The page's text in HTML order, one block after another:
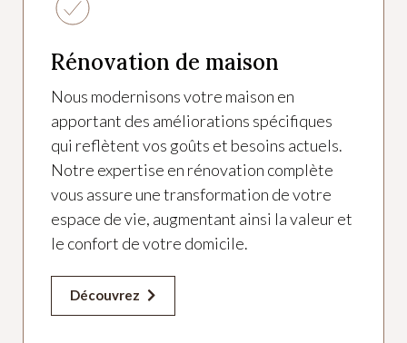
Rénovation de maison
Nous modernisons votre maison en
apportant des améliorations spécifiques
qui reflètent vos goûts et besoins actuels.
Notre expertise en rénovation complète
vous assure une transformation de votre
espace de vie, augmentant ainsi la valeur et
le confort de votre domicile.
Découvrez